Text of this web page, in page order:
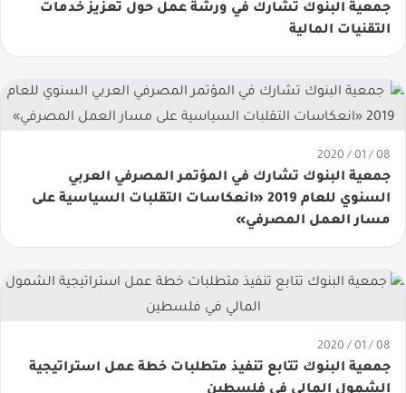
جمعية البنوك تشارك في ورشة عمل حول تعزيز خدمات
التقنيات المالية
08 / 01 / 2020
جمعية البنوك تشارك في المؤتمر المصرفي العربي
السنوي للعام 2019 «انعكاسات التقلبات السياسية على
مسار العمل المصرفي»
08 / 01 / 2020
جمعية البنوك تتابع تنفيذ متطلبات خطة عمل استراتيجية
الشمول المالي في فلسطين